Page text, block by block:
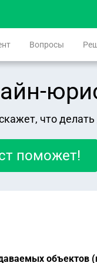
Вопросы
что
поможет!